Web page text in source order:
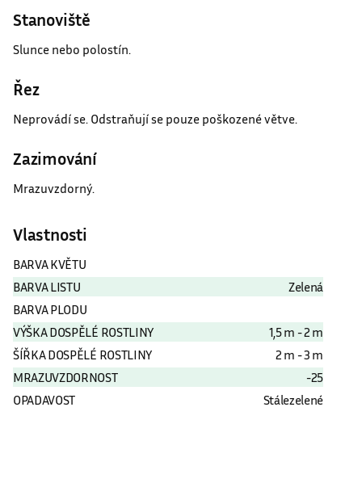
Stanoviště
Slunce nebo polostín.
Řez
Neprovádí se. Odstraňují se pouze poškozené větve.
Zazimování
Mrazuvzdorný.
Vlastnosti
BARVA KVĚTU
BARVA LISTU
Zelená
BARVA PLODU
VÝŠKA DOSPĚLÉ ROSTLINY
1,5 m - 2 m
ŠÍŘKA DOSPĚLÉ ROSTLINY
2 m - 3 m
MRAZUVZDORNOST
-25
OPADAVOST
Stálezelené